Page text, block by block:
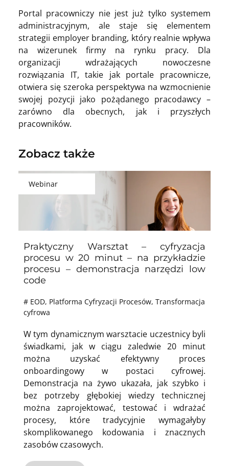
Portal pracowniczy nie jest już tylko systemem
administracyjnym, ale staje się elementem
strategii employer branding, który realnie wpływa
na wizerunek firmy na rynku pracy. Dla
organizacji wdrażających nowoczesne
rozwiązania IT, takie jak portale pracownicze,
otwiera się szeroka perspektywa na wzmocnienie
swojej pozycji jako pożądanego pracodawcy –
zarówno dla obecnych, jak i przyszłych
pracowników.
Zobacz także
Webinar
Praktyczny Warsztat – cyfryzacja
procesu w 20 minut – na przykładzie
procesu – demonstracja narzędzi low
code
# EOD, Platforma Cyfryzacji Procesów, Transformacja
cyfrowa
W tym dynamicznym warsztacie uczestnicy byli
świadkami, jak w ciągu zaledwie 20 minut
można uzyskać efektywny proces
onboardingowy w postaci cyfrowej.
Demonstracja na żywo ukazała, jak szybko i
bez potrzeby głębokiej wiedzy technicznej
można zaprojektować, testować i wdrażać
procesy, które tradycyjnie wymagałyby
skomplikowanego kodowania i znacznych
zasobów czasowych.